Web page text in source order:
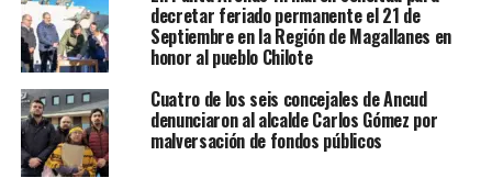
decretar feriado permanente el 21 de
Septiembre en la Región de Magallanes en
honor al pueblo Chilote
Cuatro de los seis concejales de Ancud
denunciaron al alcalde Carlos Gómez por
malversación de fondos públicos